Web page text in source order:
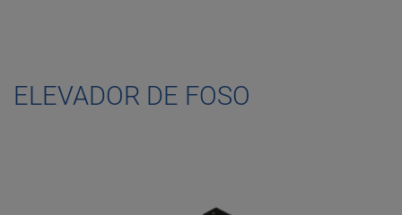
ELEVADOR DE FOSO